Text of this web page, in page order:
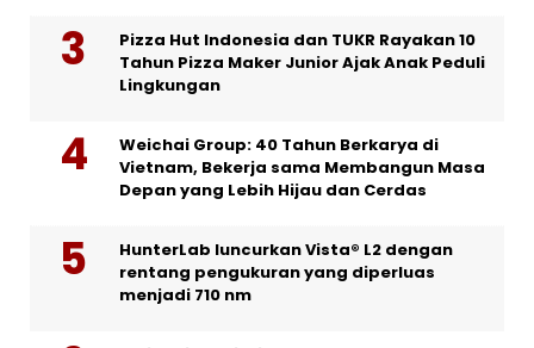
Pizza Hut Indonesia dan TUKR Rayakan 10
Tahun Pizza Maker Junior Ajak Anak Peduli
Lingkungan
Weichai Group: 40 Tahun Berkarya di
Vietnam, Bekerja sama Membangun Masa
Depan yang Lebih Hijau dan Cerdas
HunterLab luncurkan Vista® L2 dengan
rentang pengukuran yang diperluas
menjadi 710 nm